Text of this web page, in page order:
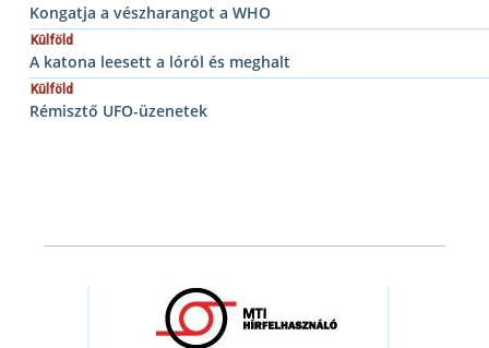
Kongatja a vészharangot a WHO
Külföld
A katona leesett a lóról és meghalt
Külföld
Rémisztő UFO-üzenetek